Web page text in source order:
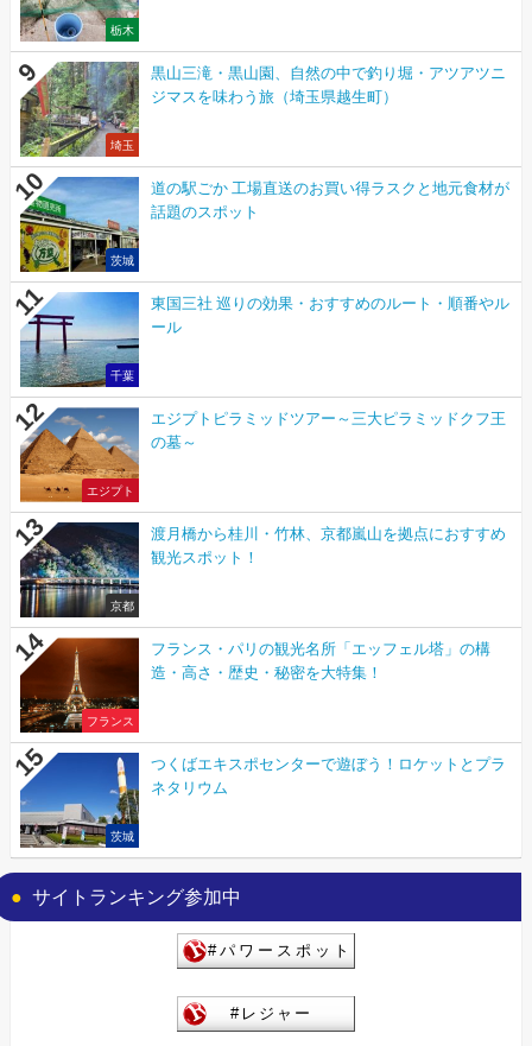
栃木
埼玉
黒山三滝・黒山園、自然の中で釣り堀・アツアツニ
ジマスを味わう旅（埼玉県越生町）
茨城
道の駅ごか 工場直送のお買い得ラスクと地元食材が
話題のスポット
千葉
東国三社 巡りの効果・おすすめのルート・順番やル
ール
エジプト
エジプトピラミッドツアー～三大ピラミッドクフ王
の墓～
京都
渡月橋から桂川・竹林、京都嵐山を拠点におすすめ
観光スポット！
フランス
フランス・パリの観光名所「エッフェル塔」の構
造・高さ・歴史・秘密を大特集！
茨城
つくばエキスポセンターで遊ぼう！ロケットとプラ
ネタリウム
サイトランキング参加中